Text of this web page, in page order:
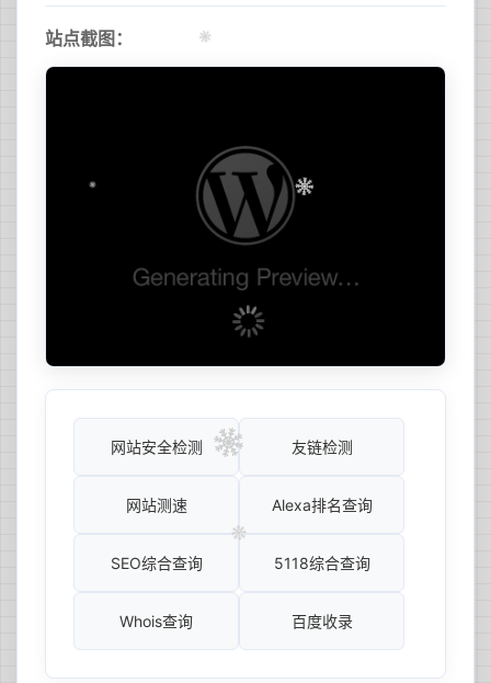
站点截图：
网站安全检测 友链检测
网站测速 Alexa排名查询
SEO综合查询 5118综合查询
Whois查询 百度收录